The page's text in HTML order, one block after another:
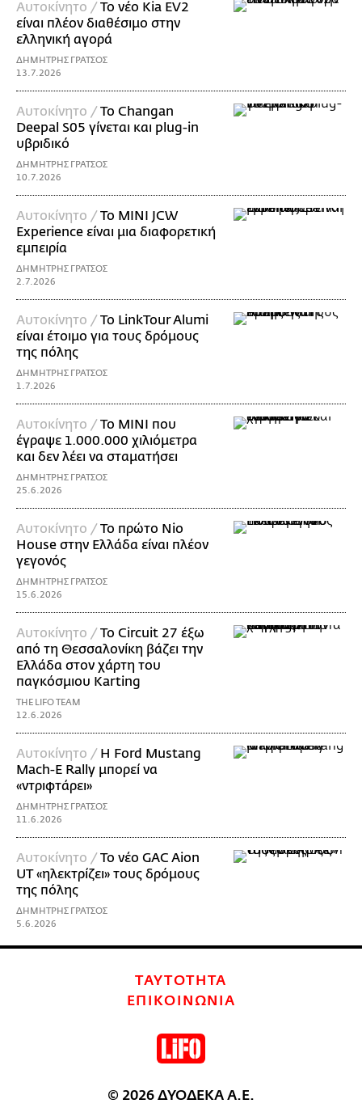
Αυτοκίνητο /Το νέο Kia EV2
είναι πλέον διαθέσιμο στην
ελληνική αγορά
ΔΗΜΗΤΡΗΣ ΓΡΑΤΣΟΣ
13.7.2026
Αυτοκίνητο /Το Changan
Deepal S05 γίνεται και plug-in
υβριδικό
ΔΗΜΗΤΡΗΣ ΓΡΑΤΣΟΣ
10.7.2026
Αυτοκίνητο /Το MINI JCW
Experience είναι μια διαφορετική
εμπειρία
ΔΗΜΗΤΡΗΣ ΓΡΑΤΣΟΣ
2.7.2026
Αυτοκίνητο /Το LinkTour Alumi
είναι έτοιμο για τους δρόμους
της πόλης
ΔΗΜΗΤΡΗΣ ΓΡΑΤΣΟΣ
1.7.2026
Αυτοκίνητο /Το MINI που
έγραψε 1.000.000 χιλιόμετρα
και δεν λέει να σταματήσει
ΔΗΜΗΤΡΗΣ ΓΡΑΤΣΟΣ
25.6.2026
Αυτοκίνητο /Το πρώτο Nio
House στην Ελλάδα είναι πλέον
γεγονός
ΔΗΜΗΤΡΗΣ ΓΡΑΤΣΟΣ
15.6.2026
Αυτοκίνητο /Το Circuit 27 έξω
από τη Θεσσαλονίκη βάζει την
Ελλάδα στον χάρτη του
παγκόσμιου Karting
THE LIFO TEAM
12.6.2026
Αυτοκίνητο / Η Ford Mustang
Mach-E Rally μπορεί να
«ντριφτάρει»
ΔΗΜΗΤΡΗΣ ΓΡΑΤΣΟΣ
11.6.2026
Αυτοκίνητο /Το νέο GAC Aion
UT «ηλεκτρίζει» τους δρόμους
της πόλης
ΔΗΜΗΤΡΗΣ ΓΡΑΤΣΟΣ
5.6.2026
ΤΑΥΤΟΤΗΤΑ
ΕΠΙΚΟΙΝΩΝΙΑ
© 2026 ΔΥΟΔΕΚΑ Α.Ε.